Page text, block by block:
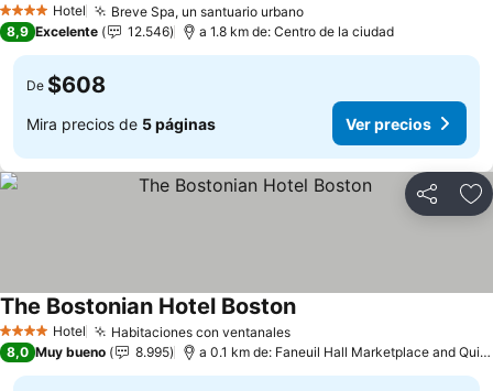
4 EstrellasHotel Breve Spa, un santuario urbanoVer precios
8,9 Excelente 12.546 a 1.8 km de: Centro de la ciudad
De $608
Mira precios de 5 páginas Ver precios
Compartir
4 EstrellasHotel Habitaciones con ventanalesVer precios
The Bostonian Hotel BostonVer precios
8,0 Muy bueno 8.995 a 0.1 km de: Faneuil Hall Marketplace and